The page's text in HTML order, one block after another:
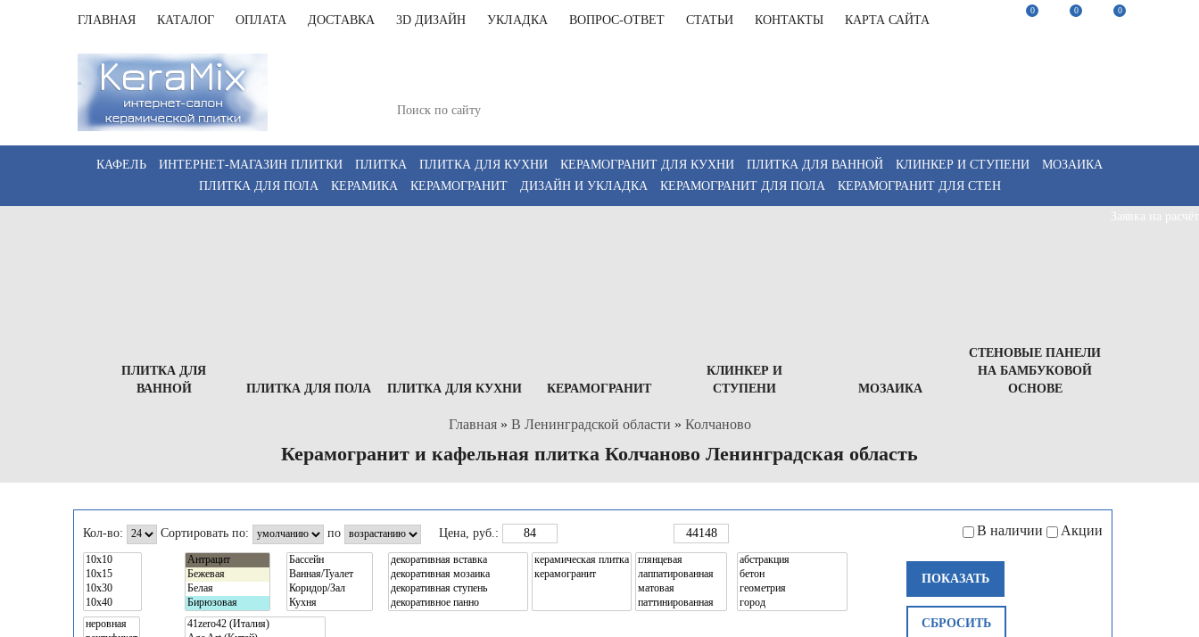
ГЛАВНАЯ КАТАЛОГ ОПЛАТА ДОСТАВКА 3D ДИЗАЙН УКЛАДКА ВОПРОС-ОТВЕТ СТАТЬИ КОНТАКТЫ КАРТА САЙТА
0 0 0
КАФЕЛЬ ИНТЕРНЕТ-МАГАЗИН ПЛИТКИ ПЛИТКА ПЛИТКА ДЛЯ КУХНИ КЕРАМОГРАНИТ ДЛЯ КУХНИ ПЛИТКА ДЛЯ ВАННОЙ КЛИНКЕР И СТУПЕНИ
МОЗАИКА
ПЛИТКА ДЛЯ ПОЛА
КЕРАМИКА КЕРАМОГРАНИТ ДИЗАЙН И УКЛАДКА КЕРАМОГРАНИТ ДЛЯ ПОЛА КЕРАМОГРАНИТ ДЛЯ СТЕН
ПЛИТКА ДЛЯ
ВАННОЙ
ПЛИТКА ДЛЯ ПОЛА ПЛИТКА ДЛЯ КУХНИ КЕРАМОГРАНИТ
КЛИНКЕР И
СТУПЕНИ
МОЗАИКА
СТЕНОВЫЕ ПАНЕЛИ
НА БАМБУКОВОЙ
ОСНОВЕ
Главная » В Ленинградской области » Колчаново
Керамогранит и кафельная плитка Колчаново Ленинградская область
Кол-во: Сортировать по: по Цена, руб.: Акции
В наличии
ПОКАЗАТЬ
СБРОСИТЬ
Заявка на расчёт